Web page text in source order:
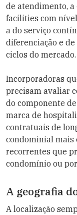
de atendimento, a
facilities com
a do serviço
diferenciação e
ciclos do mercado.
Incorporadoras
precisam avaliar
do componente
marca de
contratuais de
condominial mais
recorrentes que
condomínio ou
A geografia
A localização